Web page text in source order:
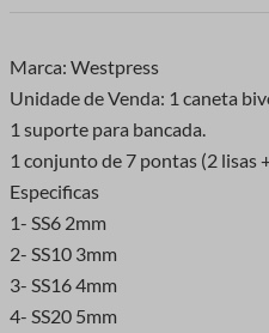
Marca: Westpress
Unidade de Venda: 1 caneta
1 suporte para bancada.
1 conjunto de 7 pontas (2 lisas
Especificas
1- SS6 2mm
2- SS10 3mm
3- SS16 4mm
4- SS20 5mm